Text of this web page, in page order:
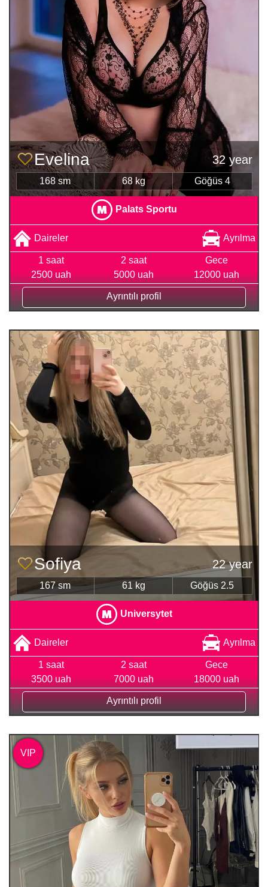
Evelina 32 year
168 sm 68 kg Göğüs 4
Palats Sportu
Daireler Ayrılma
1 saat
2500 uah
2 saat
5000 uah
Gece
12000 uah
Ayrıntılı profil
Sofiya 22 year
167 sm 61 kg Göğüs 2.5
Universytet
Daireler Ayrılma
1 saat
3500 uah
2 saat
7000 uah
Gece
18000 uah
Ayrıntılı profil
VIP